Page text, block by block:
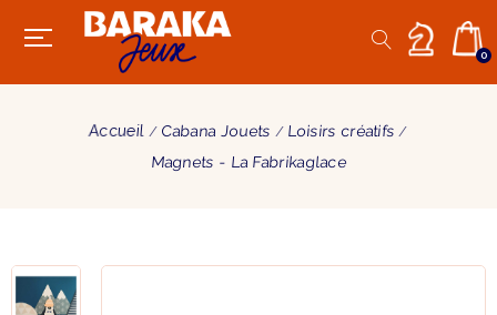
0
Accueil Cabana Jouets
Loisirs créatifs
Magnets - La Fabrikaglace